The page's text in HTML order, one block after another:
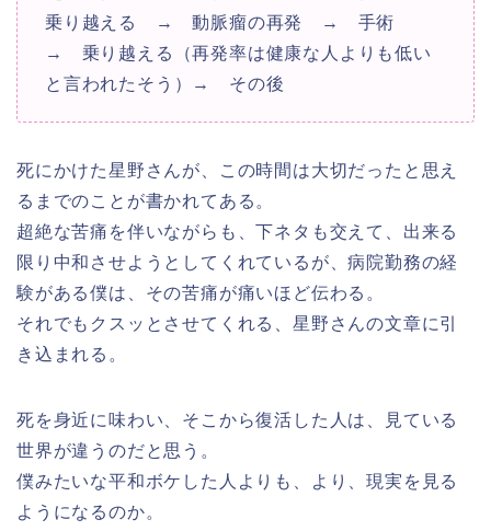
乗り越える → 動脈瘤の再発 → 手術
→ 乗り越える（再発率は健康な人よりも低い
と言われたそう）→ その後
死にかけた星野さんが、この時間は大切だったと思え
るまでのことが書かれてある。
超絶な苦痛を伴いながらも、下ネタも交えて、出来る
限り中和させようとしてくれているが、病院勤務の経
験がある僕は、その苦痛が痛いほど伝わる。
それでもクスッとさせてくれる、星野さんの文章に引
き込まれる。
死を身近に味わい、そこから復活した人は、見ている
世界が違うのだと思う。
僕みたいな平和ボケした人よりも、より、現実を見る
ようになるのか。